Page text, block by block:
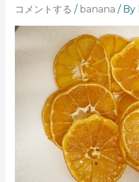
コメントする / banana / By